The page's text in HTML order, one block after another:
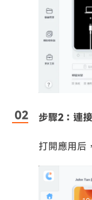
步驟2：連
打開應用后